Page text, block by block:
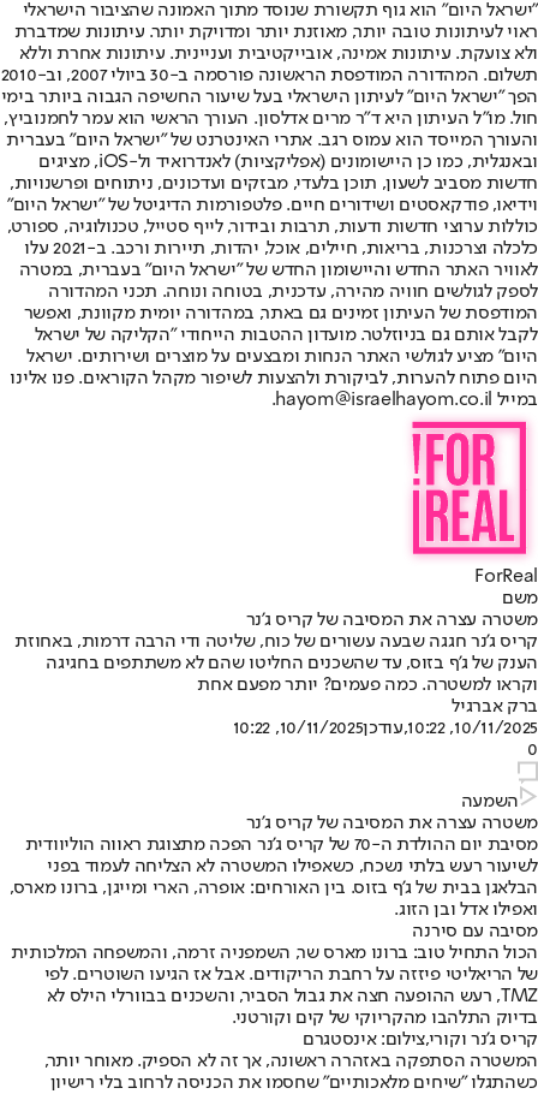
"ישראל היום" הוא גוף תקשורת שנוסד מתוך האמונה שהציבור הישראלי
ראוי לעיתונות טובה יותר, מאוזנת יותר ומדויקת יותר. עיתונות שמדברת
ולא צועקת. עיתונות אמינה, אובייקטיבית ועניינית. עיתונות אחרת וללא
תשלום. המהדורה המודפסת הראשונה פורסמה ב-30 ביולי 2007, וב-2010
הפך "ישראל היום" לעיתון הישראלי בעל שיעור החשיפה הגבוה ביותר בימי
חול. מו"ל העיתון היא ד"ר מרים אדלסון. העורך הראשי הוא עמר לחמנוביץ,
והעורך המייסד הוא עמוס רגב. אתרי האינטרנט של "ישראל היום" בעברית
ובאנגלית, כמו כן היישומונים (אפליקציות) לאנדרואיד ול-iOS, מציגים
חדשות מסביב לשעון, תוכן בלעדי, מבזקים ועדכונים, ניתוחים ופרשנויות,
וידיאו, פודקאסטים ושידורים חיים. פלטפורמות הדיגיטל של "ישראל היום"
כוללות ערוצי חדשות ודעות, תרבות ובידור, לייף סטייל, טכנולוגיה, ספורט,
כלכלה וצרכנות, בריאות, חיילים, אוכל, יהדות, תיירות ורכב. ב-2021 עלו
לאוויר האתר החדש והיישומון החדש של "ישראל היום" בעברית, במטרה
לספק לגולשים חוויה מהירה, עדכנית, בטוחה ונוחה. תכני המהדורה
המודפסת של העיתון זמינים גם באתר, במהדורה יומית מקוונת, ואפשר
לקבל אותם גם בניוזלטר. מועדון ההטבות הייחודי "הקליקה של ישראל
היום" מציע לגולשי האתר הנחות ומבצעים על מוצרים ושירותים. ישראל
היום פתוח להערות, לביקורת ולהצעות לשיפור מקהל הקוראים. פנו אלינו
במייל hayom@israelhayom.co.il.
ForReal
משם
משטרה עצרה את המסיבה של קריס ג'נר
קריס ג'נר חגגה שבעה עשורים של כוח, שליטה ודי הרבה דרמות, באחוזת
הענק של ג'ף בזוס, עד שהשכנים החליטו שהם לא משתתפים בחגיגה
וקראו למשטרה. כמה פעמים? יותר מפעם אחת
ברק אברגיל
10/11/2025, 10:22
,עודכן10/11/2025, 10:22
0
השמעה
משטרה עצרה את המסיבה של קריס ג'נר
מסיבת יום ההולדת ה-70 של קריס ג'נר הפכה מתצוגת ראווה הוליוודית
לשיעור רעש בלתי נשכח, כשאפילו המשטרה לא הצליחה לעמוד בפני
הבלאגן בבית של ג'ף בזוס. בין האורחים: אופרה, הארי ומייגן, ברונו מארס,
ואפילו אדל ובן הזוג.
מסיבה עם סירנה
הכול התחיל טוב: ברונו מארס שר, השמפניה זרמה, והמשפחה המלכותית
של הריאליטי פיזזה על רחבת הריקודים. אבל אז הגיעו השוטרים. לפי
TMZ, רעש ההופעה חצה את גבול הסביר, והשכנים בבוורלי הילס לא
בדיוק התלהבו מהקריוקי של קים וקורטני.
קריס ג'נר וקורי,צילום: אינסטגרם
המשטרה הסתפקה באזהרה ראשונה, אך זה לא הספיק. מאוחר יותר,
כשהתגלו "שיחים מלאכותיים" שחסמו את הכניסה לרחוב בלי רישיון